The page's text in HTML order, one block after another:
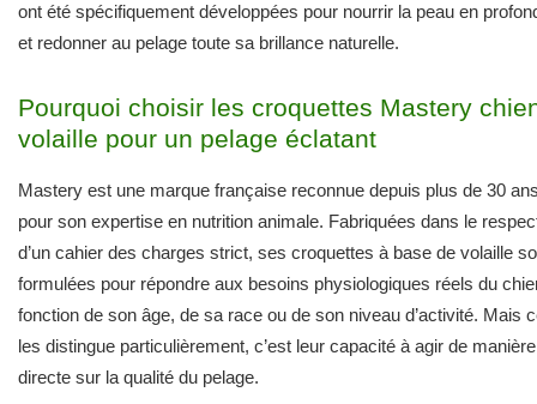
ont été spécifiquement développées pour nourrir la peau en
et redonner au pelage toute sa brillance naturelle.
Pourquoi choisir les croquettes Mastery
volaille pour un pelage éclatant
Mastery est une marque française reconnue depuis plus de 30
pour son expertise en nutrition animale. Fabriquées dans le
d’un cahier des charges strict, ses croquettes à base de volaille
formulées pour répondre aux besoins physiologiques réels du
fonction de son âge, de sa race ou de son niveau d’activité. Mais
les distingue particulièrement, c’est leur capacité à agir de manière
directe sur la qualité du pelage.